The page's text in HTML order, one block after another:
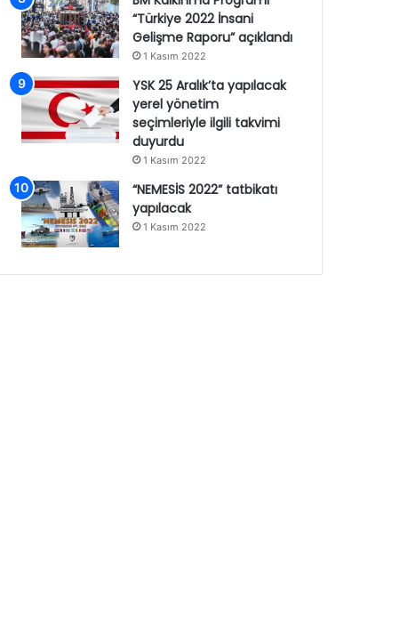
“Türkiye 2022 İnsani
Gelişme Raporu” açıklandı
1 Kasım 2022
YSK 25 Aralık’ta yapılacak
yerel yönetim
seçimleriyle ilgili takvimi
duyurdu
1 Kasım 2022
“NEMESİS 2022” tatbikatı
yapılacak
1 Kasım 2022